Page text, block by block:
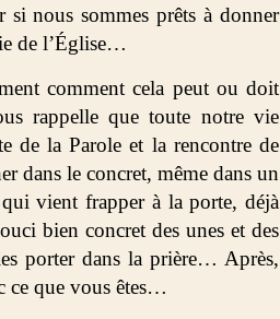
nous sommes prêts à donner
de l’Église…
comment cela peut ou doit
rappelle que toute notre vie
de la Parole et la rencontre de
dans le concret, même dans un
vient frapper à la porte, déjà
bien concret des unes et des
porter dans la prière… Après,
ce que vous êtes…